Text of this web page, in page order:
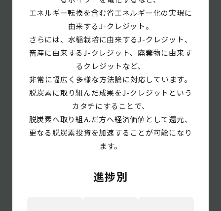
エネルギー転換を含む省エネルギー化の実現に
由来するJ-クレジット。
さらには、水稲栽培に由来するJ-クレジット、
畜産に由来するJ-クレジット、廃棄物に由来す
るクレジットなど、
非常に幅広く多様な方法論に対応しています。
脱炭素に取り組んだ成果をJ-クレジットという
カタチにすることで、
脱炭素へ取り組んだ方へ経済価値として還元、
更なる脱炭素投資を加速することが可能になり
ます。
進捗別